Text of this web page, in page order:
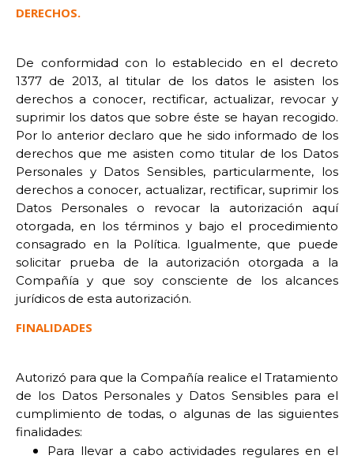
DERECHOS.
De conformidad con lo establecido en el decreto
1377 de 2013, al titular de los datos le asisten los
derechos a conocer, rectificar, actualizar, revocar y
suprimir los datos que sobre éste se hayan recogido.
Por lo anterior declaro que he sido informado de los
derechos que me asisten como titular de los Datos
Personales y Datos Sensibles, particularmente, los
derechos a conocer, actualizar, rectificar, suprimir los
Datos Personales o revocar la autorización aquí
otorgada, en los términos y bajo el procedimiento
consagrado en la Política. Igualmente, que puede
solicitar prueba de la autorización otorgada a la
Compañía y que soy consciente de los alcances
jurídicos de esta autorización.
FINALIDADES
Autorizó para que la Compañía realice el Tratamiento
de los Datos Personales y Datos Sensibles para el
cumplimiento de todas, o algunas de las siguientes
finalidades:
Para llevar a cabo actividades regulares en el